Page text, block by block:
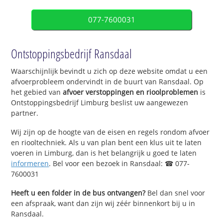
077-7600031
Ontstoppingsbedrijf Ransdaal
Waarschijnlijk bevindt u zich op deze website omdat u een
afvoerprobleem ondervindt in de buurt van Ransdaal. Op
het gebied vanafvoer verstoppingen en rioolproblemen is
Ontstoppingsbedrijf Limburg beslist uw aangewezen
partner.
Wij zijn op de hoogte van de eisen en regels rondom afvoer
en riooltechniek. Als u van plan bent een klus uit te laten
voeren in Limburg, dan is het belangrijk u goed te laten
informeren. Bel voor een bezoek in Ransdaal: ☎ 077-
7600031
Heeft u een folder in de bus ontvangen?Bel dan snel voor
een afspraak, want dan zijn wij zéér binnenkort bij u in
Ransdaal.